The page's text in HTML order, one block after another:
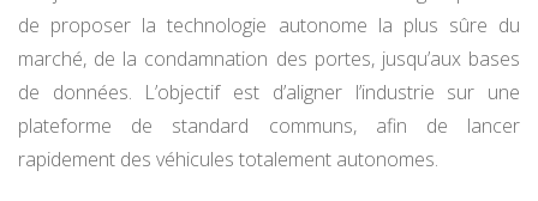
de proposer la technologie autonome la plus sûre du
marché, de la condamnation des portes, jusqu’aux bases
de données. L’objectif est d’aligner l’industrie sur une
plateforme de standard communs, afin de lancer
rapidement des véhicules totalement autonomes.